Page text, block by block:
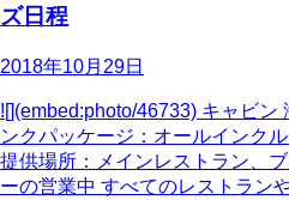
ズ日程
2018年10月29日
![](embed:photo/46733) キャビン
ンクパッケージ：オールインク
提供場所：メインレストラン、
ーの営業中 すべてのレストラン